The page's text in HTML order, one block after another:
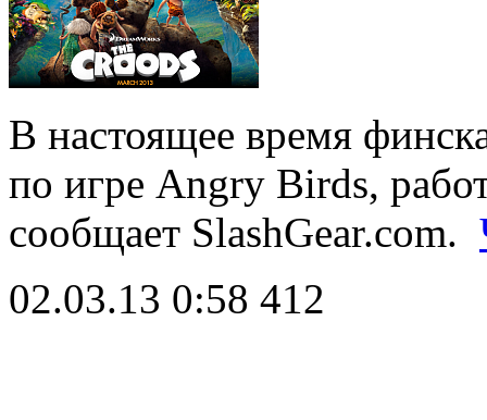
В настоящее время
по игре Angry Birds,
сообщает SlashGear.com.
02.03.13 0:58 412